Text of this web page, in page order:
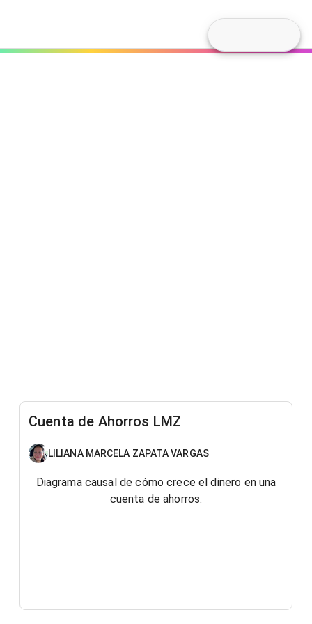
Cuenta de Ahorros LMZ
LILIANA MARCELA ZAPATA VARGAS
Diagrama causal de cómo crece el dinero en una
cuenta de ahorros.